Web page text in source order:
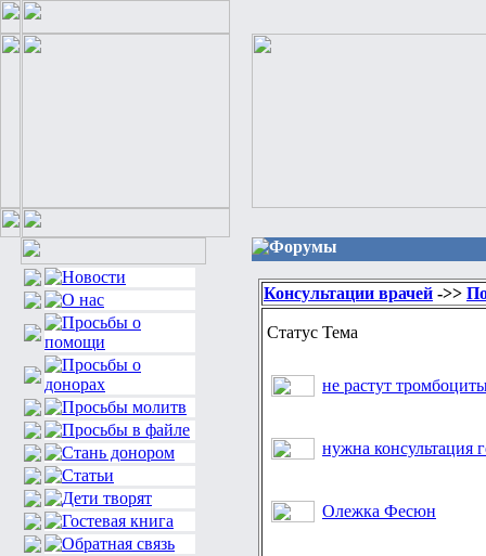
Форумы
Консультации врачей ->>
Статус Тема
не растут
нужна консультация
Олежка Фесюн